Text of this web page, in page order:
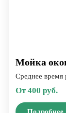
Мойка
Среднее время
От 400 руб.
Подробнее